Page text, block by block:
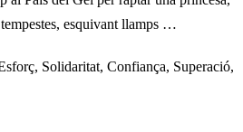
esquivant llamps …
Solidaritat, Confiança, Superació,